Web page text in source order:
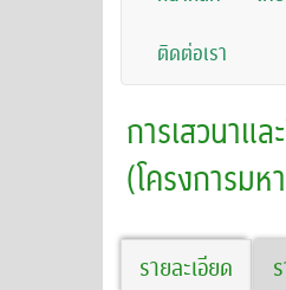
ติดต่อเรา
การเสวนาแ
(โครงการม
รายละเอียด